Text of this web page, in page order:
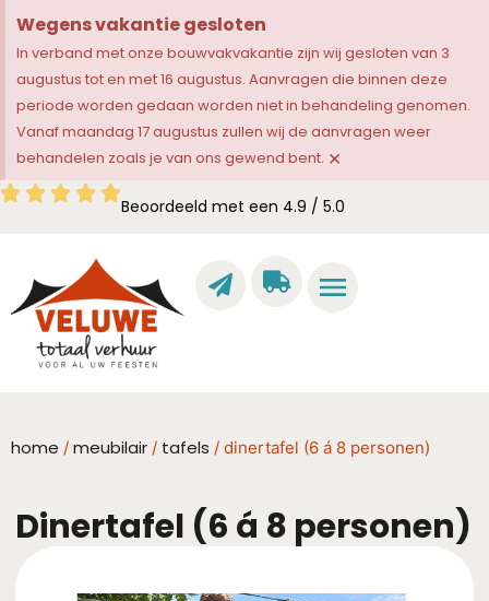
Wegens vakantie gesloten
In verband met onze bouwvakvakantie zijn wij gesloten van 3
augustus tot en met 16 augustus. Aanvragen die binnen deze
periode worden gedaan worden niet in behandeling genomen.
Vanaf maandag 17 augustus zullen wij de aanvragen weer
behandelen zoals je van ons gewend bent. ×
Beoordeeld met een 4.9 / 5.0
home / meubilair / tafels / dinertafel (6 á 8 personen)
Dinertafel (6 á 8 personen)